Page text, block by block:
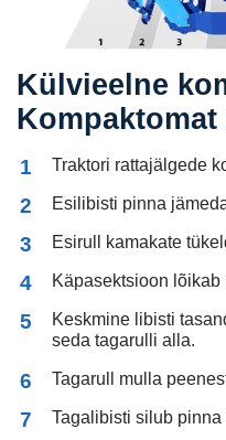
Külvieelne
Kompaktomat
Traktori rattajälgede
Esilibisti pinna
Esirull kamakate
Käpasektsioon
Keskmine libisti
seda tagarulli alla.
Tagarull mulla
Tagalibisti silub pinna